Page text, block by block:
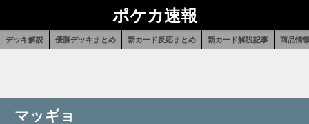
ポケカ速報
デッキ解説 優勝デッキまとめ 新カード反応まとめ 新カード解説記事 商品情
マッギョ